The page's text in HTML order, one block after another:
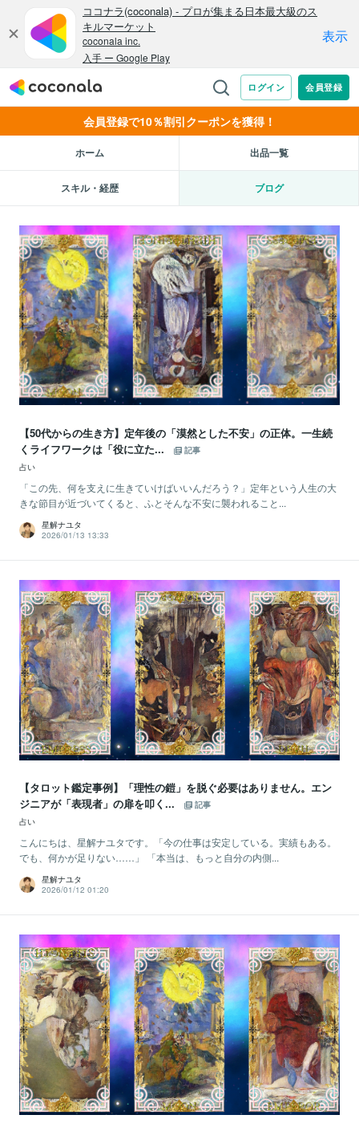
会員登録で10％割引クーポンを獲得！
ホーム 出品一覧
スキル・経歴 ブログ
【50代からの生き方】定年後の「漠然とした不安」の正体。一生続
くライフワークは「役に立た...
記事
占い
「この先、何を支えに生きていけばいいんだろう？」定年という人生の大
きな節目が近づいてくると、ふとそんな不安に襲われること...
星解ナユタ
2026/01/13 13:33
【タロット鑑定事例】「理性の鎧」を脱ぐ必要はありません。エン
ジニアが「表現者」の扉を叩く...
記事
占い
こんにちは、星解ナユタです。「今の仕事は安定している。実績もある。
でも、何かが足りない……」 「本当は、もっと自分の内側...
星解ナユタ
2026/01/12 01:20